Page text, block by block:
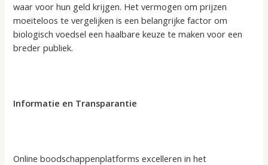
waar voor hun geld krijgen. Het vermogen om prijzen
moeiteloos te vergelijken is een belangrijke factor om
biologisch voedsel een haalbare keuze te maken voor een
breder publiek.
Informatie en Transparantie
Online boodschappenplatforms excelleren in het